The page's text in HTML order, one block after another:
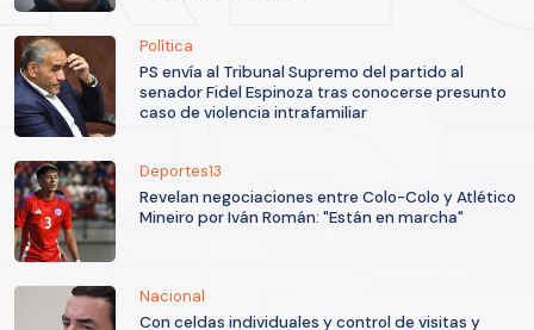
Política
PS envía al Tribunal Supremo del partido al
senador Fidel Espinoza tras conocerse presunto
caso de violencia intrafamiliar
Deportes13
Revelan negociaciones entre Colo-Colo y Atlético
Mineiro por Iván Román: "Están en marcha"
Nacional
Con celdas individuales y control de visitas y